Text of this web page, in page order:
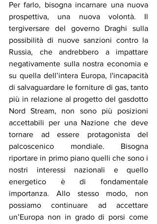
Per farlo, bisogna incarnare una nuova
prospettiva, una nuova volontà. Il
tergiversare del governo Draghi sulla
possibilità di nuove sanzioni contro la
Russia, che andrebbero a impattare
negativamente sulla nostra economia e
su quella dell’intera Europa, l'incapacità
di salvaguardare le forniture di gas, tanto
più in relazione al progetto del gasdotto
Nord Stream, non sono più posizioni
accettabili per una Nazione che deve
tornare ad essere protagonista del
palcoscenico mondiale. Bisogna
riportare in primo piano quelli che sono i
nostri interessi nazionali e quello
energetico è di fondamentale
importanza. Allo stesso modo, non
possiamo continuare ad accettare
un’Europa non in grado di porsi come